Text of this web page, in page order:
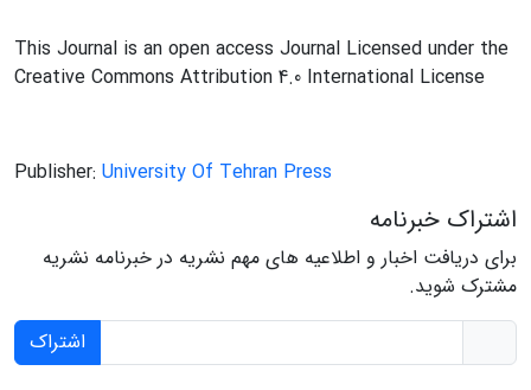
This Journal is an open access Journal Licensed under the
Creative Commons Attribution 4.0 International License
Publisher: University Of Tehran Press
اشتراک خبرنامه
برای دریافت اخبار و اطلاعیه های مهم نشریه در خبرنامه نشریه
مشترک شوید.
اشتراک